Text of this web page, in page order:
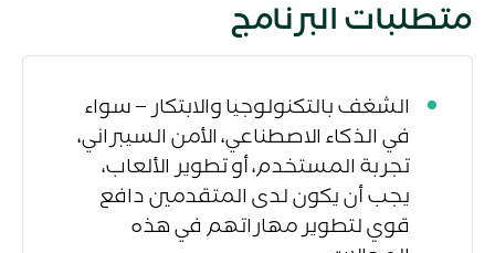
متطلبات البرنامج
الشغف بالتكنولوجيا والابتكار – سواء
في الذكاء الاصطناعي، الأمن السيبراني،
تجربة المستخدم، أو تطوير الألعاب،
يجب أن يكون لدى المتقدمين دافع
قوي لتطوير مهاراتهم في هذه